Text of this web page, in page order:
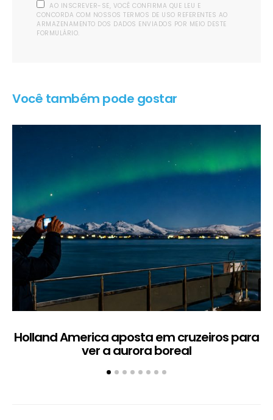
AO INSCREVER-SE, VOCÊ CONFIRMA QUE LEU E
CONCORDA COM NOSSOS TERMOS DE USO REFERENTES AO
ARMAZENAMENTO DOS DADOS ENVIADOS POR MEIO DESTE
FORMULÁRIO.
Você também pode gostar
Holland America aposta em cruzeiros para
ver a aurora boreal